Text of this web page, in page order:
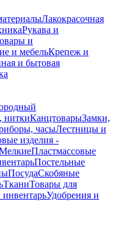
Лакокрасочная
Рукава и
и
и мебельКрепеж и
и бытовая
ниткиКанцтоварыЗамки,
часыЛестницы и
изделия -
Пластмассовые
Постельные
ПосудаСкобяные
ТканиТовары для
Удобрения и